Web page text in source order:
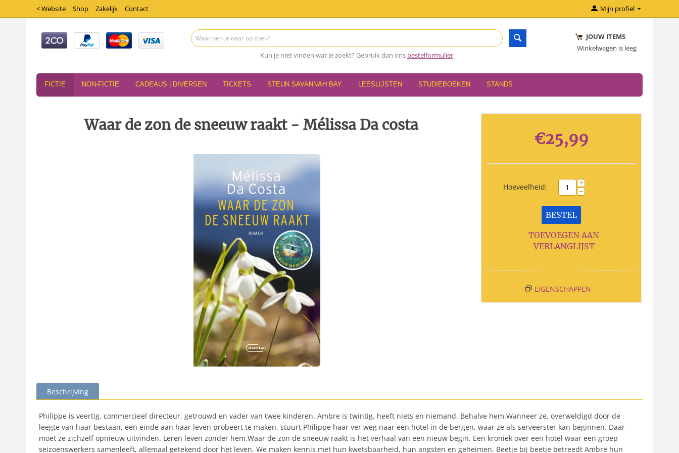
< Website Shop Zakelijk Contact Mijn profiel
Kun je niet vinden wat je zoekt? Gebruik dan ons bestelformulier
JOUW ITEMS
Winkelwagen is leeg
FICTIE NON-FICTIE CADEAUS | DIVERSEN TICKETS STEUN SAVANNAH BAY LEESLIJSTEN STUDIEBOEKEN STANDS
Waar de zon de sneeuw raakt - Mélissa Da costa
€25,99
Hoeveelheid: +
−
BESTEL
TOEVOEGEN AAN
VERLANGLIJST
EIGENSCHAPPEN
Beschrijving
Philippe is veertig, commercieel directeur, getrouwd en vader van twee kinderen. Ambre is twintig, heeft niets en niemand. Behalve hem.Wanneer ze, overweldigd door de
leegte van haar bestaan, een einde aan haar leven probeert te maken, stuurt Philippe haar ver weg naar een hotel in de bergen, waar ze als serveerster kan beginnen. Daar
moet ze zichzelf opnieuw uitvinden. Leren leven zonder hem.Waar de zon de sneeuw raakt is het verhaal van een nieuw begin. Een kroniek over een hotel waar een groep
seizoenswerkers samenleeft, allemaal getekend door het leven. We maken kennis met hun kwetsbaarheid, hun angsten en geheimen. Beetje bij beetje betreedt Ambre hun